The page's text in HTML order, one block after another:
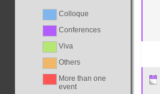
Colloque
Conferences
Viva
Others
More than one
event